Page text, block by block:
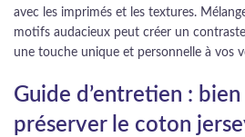
avec les imprimés et les textures.
motifs audacieux peut créer un
une touche unique et personnelle à vos
Guide d’entretien :
préserver le coton